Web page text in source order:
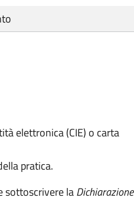
elettronica (CIE) o carta
pratica.
sottoscrivere laDichiarazione